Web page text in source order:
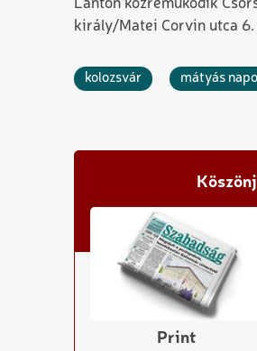
Lanton közreműködik
király/Matei Corvin utca 6.
kolozsvár mátyás
Print